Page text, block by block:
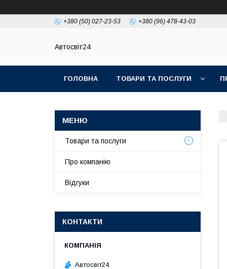
+380 (50) 027-23-53 +380 (96) 478-43-03
Автосвіт24
ГОЛОВНА ТОВАРИ ТА ПОСЛУГИ
Товари та послуги
Про компанію
Відгуки
КОНТАКТИ
Автосвіт24